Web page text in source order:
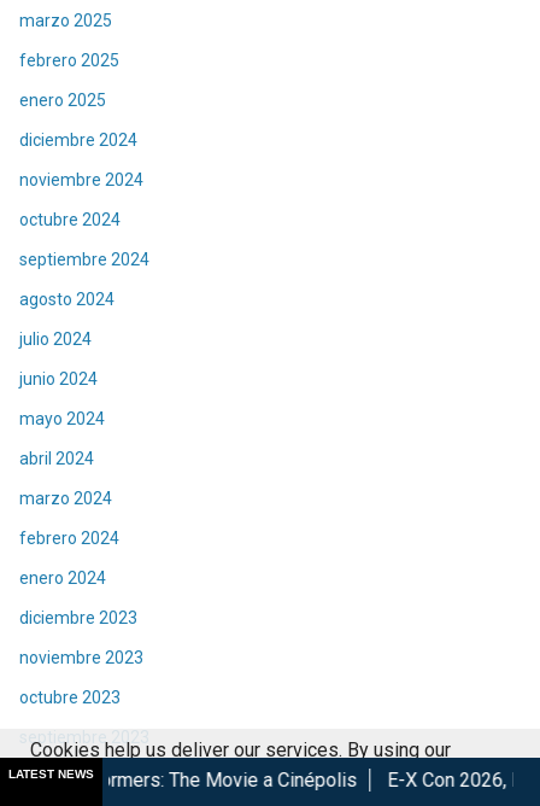
marzo 2025
febrero 2025
enero 2025
diciembre 2024
noviembre 2024
octubre 2024
septiembre 2024
agosto 2024
julio 2024
junio 2024
mayo 2024
abril 2024
marzo 2024
febrero 2024
enero 2024
diciembre 2023
noviembre 2023
octubre 2023
agosto 2023
LATEST NEWS
The Movie a Cinépolis E-X Con 2026, Éxito total en la
Cookies help us deliver our services. By using our
services, you agree to our use of cookies.
Got it